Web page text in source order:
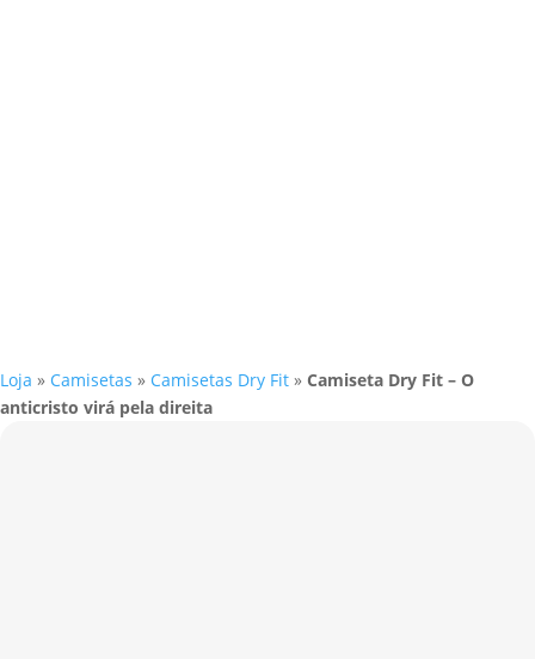
Loja » Camisetas » Camisetas Dry Fit » Camiseta Dry Fit – O
anticristo virá pela direita